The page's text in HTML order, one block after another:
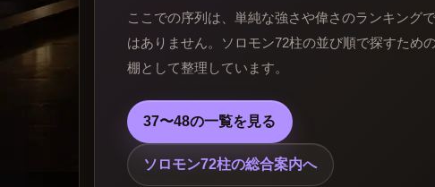
ここでの序列は、単純な強さや偉さのランキングで
はありません。ソロモン72柱の並び順で探すため
棚として整理しています。
37〜48の一覧を見る
ソロモン72柱の総合案内へ